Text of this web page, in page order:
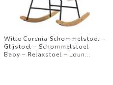
Witte Corenia Schommelstoel –
Glijstoel – Schommelstoel
Baby – Relaxstoel – Loun...